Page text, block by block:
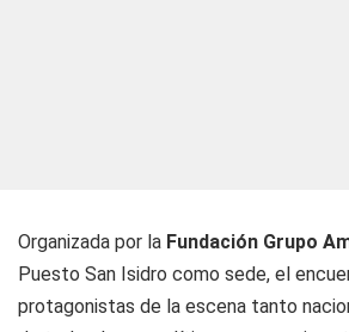
Organizada por la Fundación Grupo
Puesto San Isidro como sede, el
protagonistas de la escena tanto